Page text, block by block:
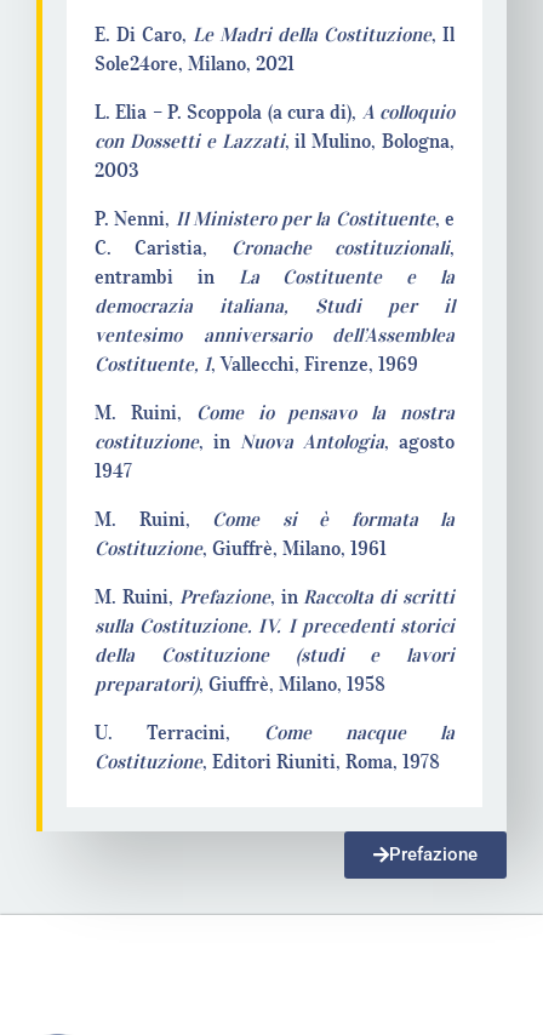
E. Di Caro, Le Madri della Costituzione, Il
Sole24ore, Milano, 2021
L. Elia – P. Scoppola (a cura di), A colloquio
con Dossetti e Lazzati, il Mulino, Bologna,
2003
P. Nenni, Il Ministero per la Costituente, e
C. Caristia, Cronache costituzionali,
entrambi in La Costituente e la
democrazia italiana, Studi per il
ventesimo anniversario dell’Assemblea
Costituente, 1, Vallecchi, Firenze, 1969
M. Ruini, Come io pensavo la nostra
costituzione, in Nuova Antologia, agosto
1947
M. Ruini, Come si è formata la
Costituzione, Giuffrè, Milano, 1961
M. Ruini, Prefazione, inRaccolta di scritti
sulla Costituzione. IV. I precedenti storici
della Costituzione (studi e lavori
preparatori), Giuffrè, Milano, 1958
U. Terracini, Come nacque la
Costituzione, Editori Riuniti, Roma, 1978
Prefazione